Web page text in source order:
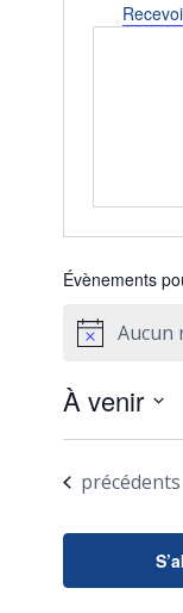
Évènements
NoticeAucun
À venir
Sélectionnez
date.
Évènements
précédents